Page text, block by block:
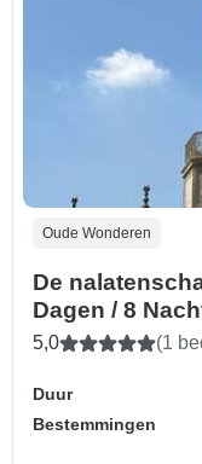
Oude Wonderen
De
Dagen / 8
Arrangement
5,0 (1
Duur
Bestemmingen